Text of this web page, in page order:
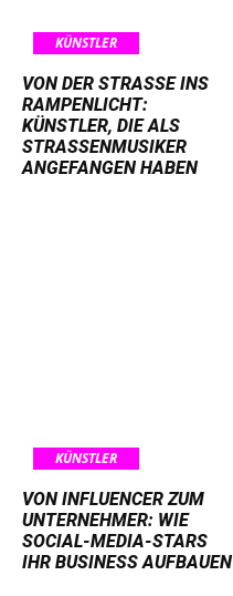
KÜNSTLER
VON DER STRASSE INS R
AMPENLICHT: K
ÜNSTLER, DIE ALS S
TRASSENMUSIKER AN
GEFANGEN HABEN
KÜNSTLER
VON INFLUENCER ZUM
UNTERNEHMER: WIE
SOCIAL-MEDIA-STARS
IHR BUSINESS AUFBAUEN